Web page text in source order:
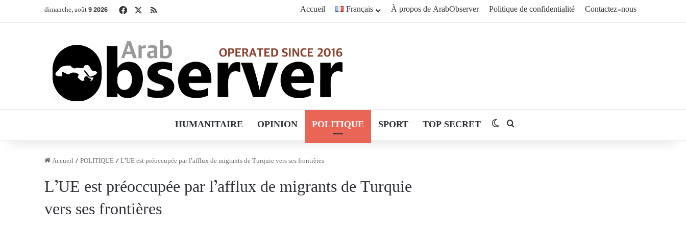
dimanche, août 9 2026 FacebookRSS Accueil Français À propos de ArabObserver Politique de confidentialité Contactez-nous
HUMANITAIRE OPINION POLITIQUE SPORT TOP SECRET Switch skin
Accueil /POLITIQUE/L’UE est préoccupée par l’afflux de migrants de Turquie vers ses frontières
L’UE est préoccupée par l’afflux de migrants de Turquie
vers ses frontières